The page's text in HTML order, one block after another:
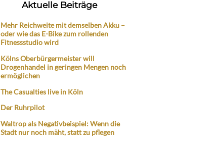
Aktuelle Beiträge
Mehr Reichweite mit demselben Akku –
oder wie das E-Bike zum rollenden
Fitnessstudio wird
Kölns Oberbürgermeister will
Drogenhandel in geringen Mengen noch
ermöglichen
The Casualties live in Köln
Der Ruhrpilot
Waltrop als Negativbeispiel: Wenn die
Stadt nur noch mäht, statt zu pflegen